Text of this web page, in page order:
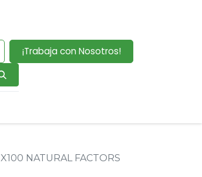
¡Trabaja con Nosotros!
NATURAL FACTORS